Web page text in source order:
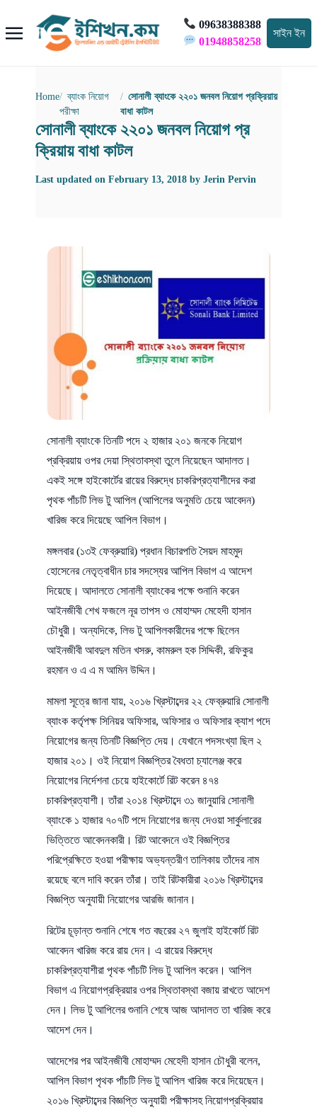
09638388388
01948858258
সাইন ইন
Home
ব্যাংক নিয়োগ
পরীক্ষা
সোনালী ব্যাংকে ২২০১ জনবল নিয়োগ প্রক্রিয়ায়
বাধা কাটল
সোনালী ব্যাংকে ২২০১ জনবল নিয়োগ প্র
ক্রিয়ায় বাধা কাটল
Last updated on February 13, 2018 by Jerin Pervin
সোনালী ব্যাংকে তিনটি পদে ২ হাজার ২০১ জনকে নিয়োগ
প্রক্রিয়ায় ওপর দেয়া স্থিতাবস্থা তুলে নিয়েছেন আদালত।
একই সঙ্গে হাইকোর্টের রায়ের বিরুদ্ধে চাকরিপ্রত্যাশীদের করা
পৃথক পাঁচটি লিভ টু আপিল (আপিলের অনুমতি চেয়ে আবেদন)
খারিজ করে দিয়েছে আপিল বিভাগ।
মঙ্গলবার (১৩ই ফেব্রুয়ারি) প্রধান বিচারপতি সৈয়দ মাহমুদ
হোসেনের নেতৃত্বাধীন চার সদস্যের আপিল বিভাগ এ আদেশ
দিয়েছে। আদালতে সোনালী ব্যাংকের পক্ষে শুনানি করেন
আইনজীবী শেখ ফজলে নূর তাপস ও মোহাম্মদ মেহেদী হাসান
চৌধুরী। অন্যদিকে, লিভ টু আপিলকারীদের পক্ষে ছিলেন
আইনজীবী আবদুল মতিন খসরু, কামরুল হক সিদ্দিকী, রফিকুর
রহমান ও এ এ ম আমিন উদ্দিন।
মামলা সূত্রে জানা যায়, ২০১৬ খ্রিস্টাব্দের ২২ ফেব্রুয়ারি সোনালী
ব্যাংক কর্তৃপক্ষ সিনিয়র অফিসার, অফিসার ও অফিসার ক্যাশ পদে
নিয়োগের জন্য তিনটি বিজ্ঞপ্তি দেয়। যেখানে পদসংখ্যা ছিল ২
হাজার ২০১। ওই নিয়োগ বিজ্ঞপ্তির বৈধতা চ্যালেঞ্জ করে
নিয়োগের নির্দেশনা চেয়ে হাইকোর্টে রিট করেন ৪৭৪
চাকরিপ্রত্যাশী। তাঁরা ২০১৪ খ্রিস্টাব্দে ৩১ জানুয়ারি সোনালী
ব্যাংকে ১ হাজার ৭০৭টি পদে নিয়োগের জন্য দেওয়া সার্কুলারের
ভিত্তিতে আবেদনকারী। রিট আবেদনে ওই বিজ্ঞপ্তির
পরিপ্রেক্ষিতে হওয়া পরীক্ষায় অভ্যন্তরীণ তালিকায় তাঁদের নাম
রয়েছে বলে দাবি করেন তাঁরা। তাই রিটকারীরা ২০১৬ খ্রিস্টাব্দের
বিজ্ঞপ্তি অনুযায়ী নিয়োগের আরজি জানান।
রিটের চূড়ান্ত শুনানি শেষে গত বছরের ২৭ জুলাই হাইকোর্ট রিট
আবেদন খারিজ করে রায় দেন। এ রায়ের বিরুদ্ধে
চাকরিপ্রত্যাশীরা পৃথক পাঁচটি লিভ টু আপিল করেন। আপিল
বিভাগ এ নিয়োগপ্রক্রিয়ার ওপর স্থিতাবস্থা বজায় রাখতে আদেশ
দেন। লিভ টু আপিলের শুনানি শেষে আজ আদালত তা খারিজ করে
আদেশ দেন।
আদেশের পর আইনজীবী মোহাম্মদ মেহেদী হাসান চৌধুরী বলেন,
আপিল বিভাগ পৃথক পাঁচটি লিভ টু আপিল খারিজ করে দিয়েছেন।
২০১৬ খ্রিস্টাব্দের বিজ্ঞপ্তি অনুযায়ী পরীক্ষাসহ নিয়োগপ্রক্রিয়ার